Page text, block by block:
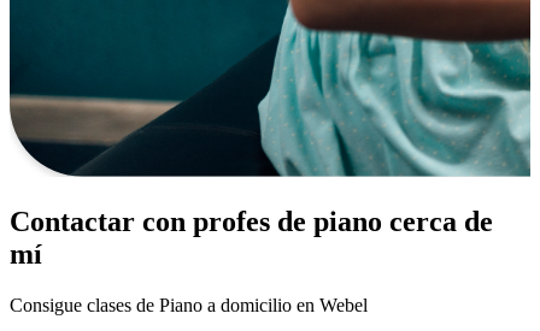
Contactar con profes de piano cerca de
mí
Consigue clases de Piano a domicilio en Webel